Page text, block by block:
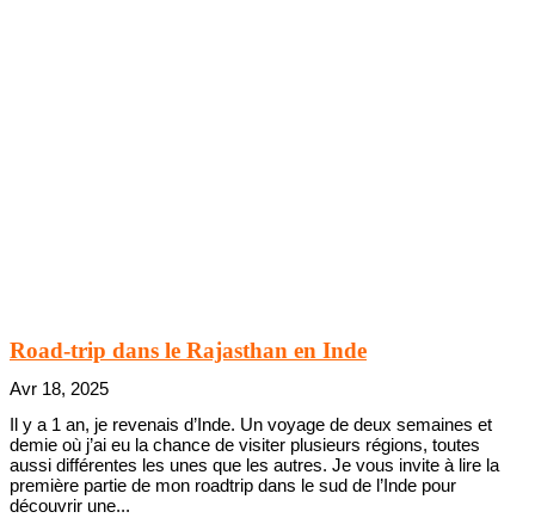
Road-trip dans le Rajasthan en Inde
Avr 18, 2025
Il y a 1 an, je revenais d’Inde. Un voyage de deux semaines et
demie où j’ai eu la chance de visiter plusieurs régions, toutes
aussi différentes les unes que les autres. Je vous invite à lire la
première partie de mon roadtrip dans le sud de l’Inde pour
découvrir une...